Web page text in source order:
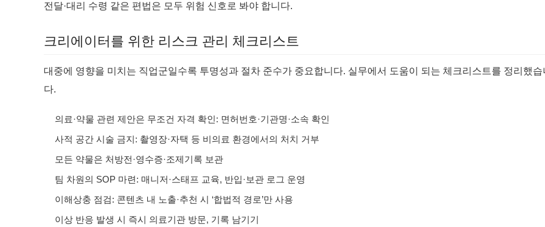
전달·대리 수령 같은 편법은 모두 위험 신호로 봐야 합니다.
크리에이터를 위한 리스크 관리 체크리스트
대중에 영향을 미치는 직업군일수록 투명성과 절차 준수가 중요합니다. 실무에서 도움이 되는 체크리스트를 정리했습
다.
의료·약물 관련 제안은 무조건 자격 확인: 면허번호·기관명·소속 확인
사적 공간 시술 금지: 촬영장·자택 등 비의료 환경에서의 처치 거부
모든 약물은 처방전·영수증·조제기록 보관
팀 차원의 SOP 마련: 매니저·스태프 교육, 반입·보관 로그 운영
이해상충 점검: 콘텐츠 내 노출·추천 시 ‘합법적 경로’만 사용
이상 반응 발생 시 즉시 의료기관 방문, 기록 남기기